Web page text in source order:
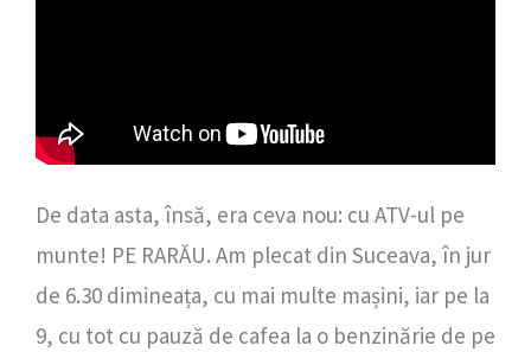
De data asta, însă, era ceva nou: cu ATV-ul pe
munte! PE RARĂU. Am plecat din Suceava, în jur
de 6.30 dimineața, cu mai multe mașini, iar pe la
9, cu tot cu pauză de cafea la o benzinărie de pe